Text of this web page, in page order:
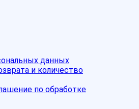
данных
и количество
по обработке